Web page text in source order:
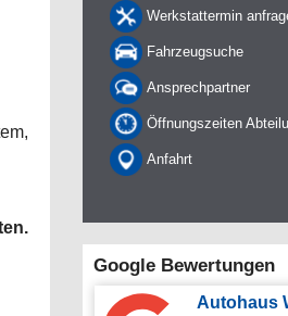
Werkstattermin
Fahrzeugsuche
Ansprechpartner
Öffnungszeiten
Anfahrt
Google Bewertungen
Autohaus